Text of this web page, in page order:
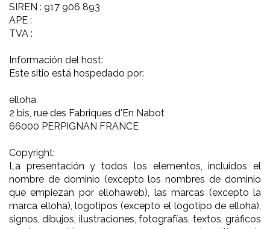
SIREN : 917 906 893
APE :
TVA :
Información del host:
Este sitio está hospedado por:
elloha
2 bis, rue des Fabriques d'En Nabot
66000 PERPIGNAN FRANCE
Copyright:
La presentación y todos los elementos, incluidos el
nombre de dominio (excepto los nombres de dominio
que empiezan por ellohaweb), las marcas (excepto la
marca elloha), logotipos (excepto el logotipo de elloha),
signos, dibujos, ilustraciones, fotografías, textos, gráficos